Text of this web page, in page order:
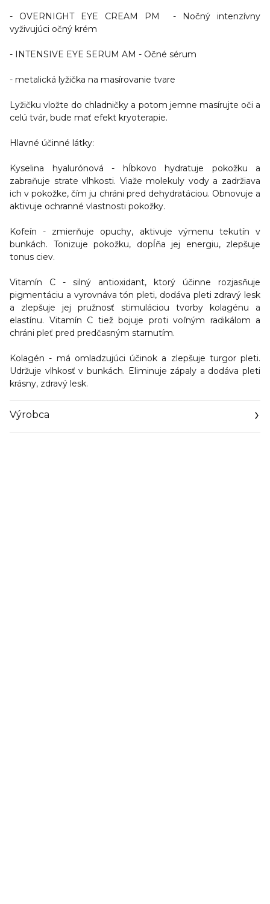
- OVERNIGHT EYE CREAM PM
- Nočný intenzívny
vyživujúci očný krém
- INTENSIVE EYE SERUM AM - Očné sérum
- metalická lyžička na masírovanie tvare
Lyžičku vložte do chladničky a potom jemne masírujte oči a
celú tvár, bude mať efekt kryoterapie.
Hlavné účinné látky:
Kyselina hyalurónová - hĺbkovo hydratuje pokožku a
zabraňuje strate vlhkosti. Viaže molekuly vody a zadržiava
ich v pokožke, čím ju chráni pred dehydratáciou. Obnovuje a
aktivuje ochranné vlastnosti pokožky.
Kofeín - zmierňuje opuchy, aktivuje výmenu tekutín v
bunkách. Tonizuje pokožku, dopĺňa jej energiu, zlepšuje
tonus ciev.
Vitamín C - silný antioxidant, ktorý účinne rozjasňuje
pigmentáciu a vyrovnáva tón pleti, dodáva pleti zdravý lesk
a zlepšuje jej pružnosť stimuláciou tvorby kolagénu a
elastínu. Vitamín C tiež bojuje proti voľným radikálom a
chráni pleť pred predčasným starnutím.
Kolagén - má omladzujúci účinok a zlepšuje turgor pleti.
Udržuje vlhkosť v bunkách. Eliminuje zápaly a dodáva pleti
krásny, zdravý lesk.
Výrobca